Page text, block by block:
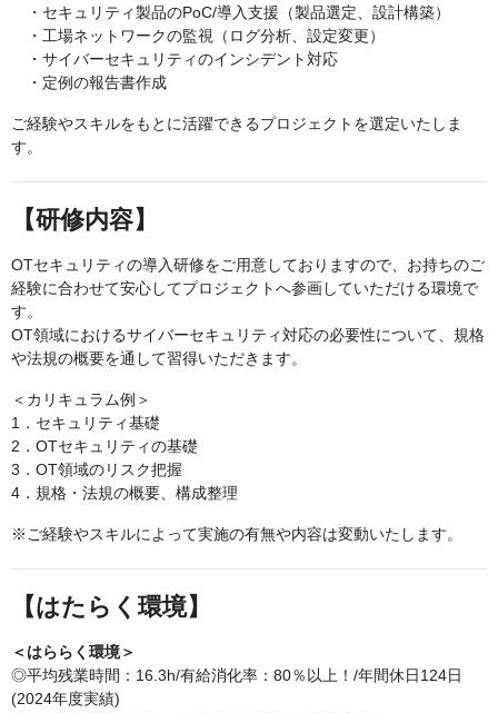
・セキュリティ製品のPoC/導入支援（製品選定、設計構築）
・工場ネットワークの監視（ログ分析、設定変更）
・サイバーセキュリティのインシデント対応
・定例の報告書作成
ご経験やスキルをもとに活躍できるプロジェクトを選定いたしま
す。
【研修内容】
OTセキュリティの導入研修をご用意しておりますので、お持ちのご
経験に合わせて安心してプロジェクトへ参画していただける環境で
す。
OT領域におけるサイバーセキュリティ対応の必要性について、規格
や法規の概要を通して習得いただきます。
＜カリキュラム例＞
1．セキュリティ基礎
2．OTセキュリティの基礎
3．OT領域のリスク把握
4．規格・法規の概要、構成整理
※ご経験やスキルによって実施の有無や内容は変動いたします。
【はたらく環境】
＜はららく環境＞
◎平均残業時間：16.3h/有給消化率：80％以上！/年間休日124日
(2024年度実績)